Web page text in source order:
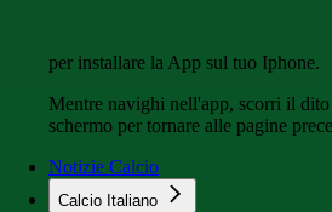
per installare la App sul tuo Iphone.
Mentre navighi nell'app, scorri il dito
schermo per tornare alle pagine
Notizie Calcio
Calcio Italiano